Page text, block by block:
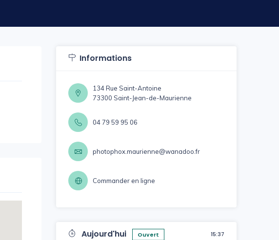
Informations
134 Rue Saint-Antoine
73300 Saint-Jean-de-Maurienne
04 79 59 95 06
photophox.maurienne@wanadoo.fr
Commander en ligne
Aujourd'hui Ouvert 15:37